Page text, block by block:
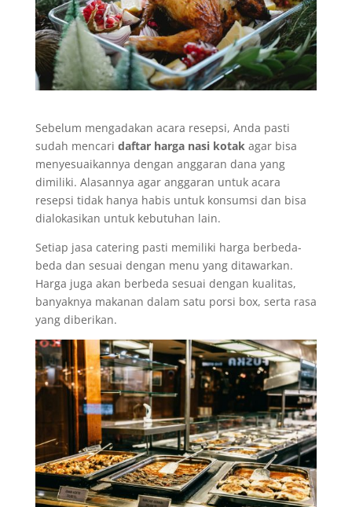
Sebelum mengadakan acara resepsi, Anda pasti
sudah mencari daftar harga nasi kotakagar bisa
menyesuaikannya dengan anggaran dana yang
dimiliki. Alasannya agar anggaran untuk acara
resepsi tidak hanya habis untuk konsumsi dan bisa
dialokasikan untuk kebutuhan lain.
Setiap jasa catering pasti memiliki harga berbeda-
beda dan sesuai dengan menu yang ditawarkan.
Harga juga akan berbeda sesuai dengan kualitas,
banyaknya makanan dalam satu porsi box, serta rasa
yang diberikan.